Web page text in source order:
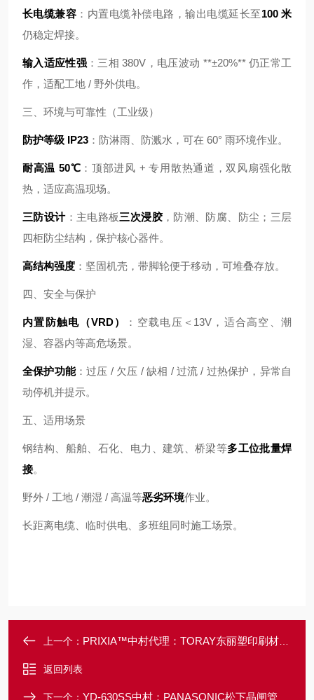
长电缆兼容 ：内置电缆补偿电路，输出电缆延长至100 米
仍稳定焊接。
输入适应性强 ：三相 380V，电压波动 **±20%** 仍正常工
作，适配工地 / 野外供电。
三、环境与可靠性（工业级）
防护等级 IP23 ：防淋雨、防溅水，可在 60° 雨环境作业。
耐高温 50℃ ：顶部进风 + 专用散热通道，双风扇强化散
热，适应高温现场。
三防设计：主电路板三次浸胶，防潮、防腐、防尘；三层
四柜防尘结构，保护核心器件。
高结构强度 ：坚固机壳，带脚轮便于移动，可堆叠存放。
四、安全与保护
内置防触电（VRD）
：空载电压＜13V，适合高空、潮
湿、容器内等高危场景。
全保护功能：过压 / 欠压 / 缺相 / 过流 / 过热保护，异常自
动停机并提示。
五、适用场景
钢结构、船舶、石化、电力、建筑、桥梁等多工位批量焊
接。
野外 / 工地 / 潮湿 / 高温等恶劣环境作业。
长距离电缆、临时供电、多班组同时施工场景。
上一个： PRIXIA™中村代理：TORAY东丽塑印刷材料触摸印刷
返回列表
下一个： YD-630SS中村：PANASONIC松下晶闸管控制直流焊机